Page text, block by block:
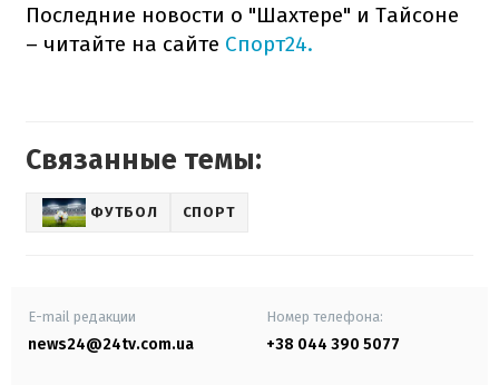
Последние новости о "Шахтере" и Тайсоне
– читайте на сайте Спорт24.
Связанные темы:
ФУТБОЛ СПОРТ
E-mail редакции
news24@24tv.com.ua
Номер телефона:
+38 044 390 5077